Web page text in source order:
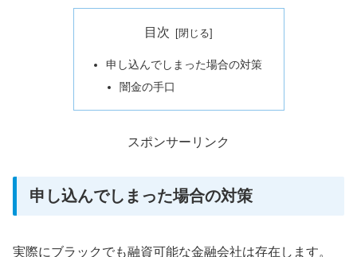
目次
申し込んでしまった場合の対策
闇金の手口
スポンサーリンク
申し込んでしまった場合の対策
実際にブラックでも融資可能な金融会社は存在します。